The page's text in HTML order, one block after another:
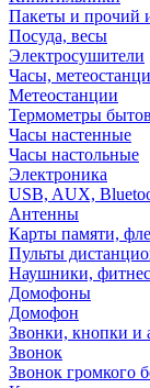
Пакеты и прочий
Посуда, весы
Электросушители
Часы,
Метеостанции
Термометры
Часы настенные
Часы настольные
Электроника
USB, AUX,
Антенны
Карты памяти,
Пульты
Наушники,
Домофоны
Домофон
Звонки, кнопки и
Звонок
Звонок громкого